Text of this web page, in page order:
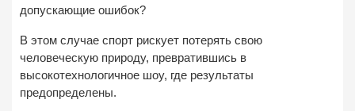
допускающие ошибок?
В этом случае спорт рискует потерять свою
человеческую природу, превратившись в
высокотехнологичное шоу, где результаты
предопределены.